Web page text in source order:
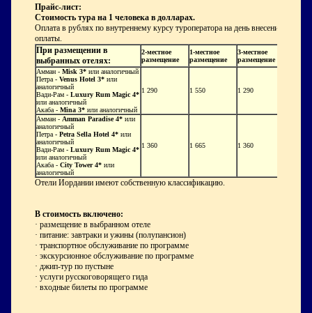
Прайс-лист:
Стоимость тура на 1 человека в долларах.
Оплата в рублях по внутреннему курсу туроператора на день внесения
оплаты.
При размещении в
выбранных отелях:
2-местное
размещение
1-местное
размещение
3-местное
размещение
Амман - Misk 3* или аналогичный
Петра - Venus Hotel 3* или
аналогичный
Вади-Рам - Luxury Rum Magic 4*
или аналогичный
Акаба - Mina 3* или аналогичный
1 290 1 550 1 290
Амман - Amman Paradise 4* или
аналогичный
Петра - Petra Sella Hotel 4* или
аналогичный
Вади-Рам - Luxury Rum Magic 4*
или аналогичный
Акаба - City Tower 4* или
аналогичный
1 360 1 665 1 360
Отели Иордании имеют собственную классификацию.
В стоимость включено:
· размещение в выбранном отеле
· питание: завтраки и ужины (полупансион)
· транспортное обслуживание по программе
· экскурсионное обслуживание по программе
· джип-тур по пустыне
· услуги русскоговорящего гида
· входные билеты по программе